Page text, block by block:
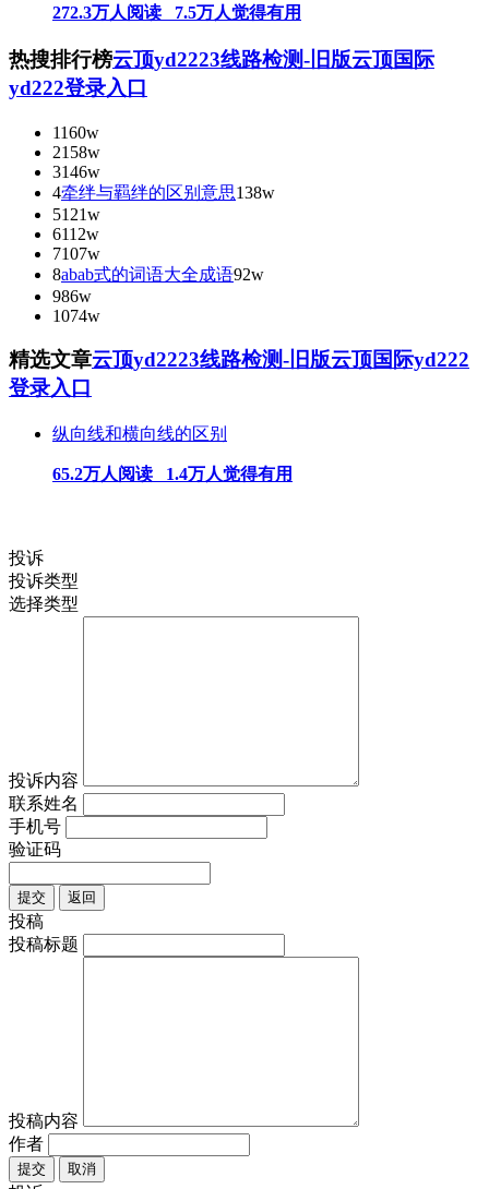
272.3万人阅读 7.5万人觉得有用
热搜排行榜云顶yd2223线路检测-旧版云顶国际
yd222登录入口
1160w
2158w
3146w
4牵绊与羁绊的区别意思138w
5121w
6112w
7107w
8abab式的词语大全成语92w
986w
1074w
精选文章云顶yd2223线路检测-旧版云顶国际yd222
登录入口
纵向线和横向线的区别
65.2万人阅读 1.4万人觉得有用
投诉
投诉类型
选择类型
投诉内容
联系姓名
手机号
验证码
提交 返回
投稿
投稿标题
投稿内容
作者
提交 取消